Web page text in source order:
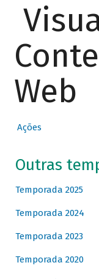
Web
Ações
Outras
Temporada 2025
Temporada 2024
Temporada 2023
Temporada 2020